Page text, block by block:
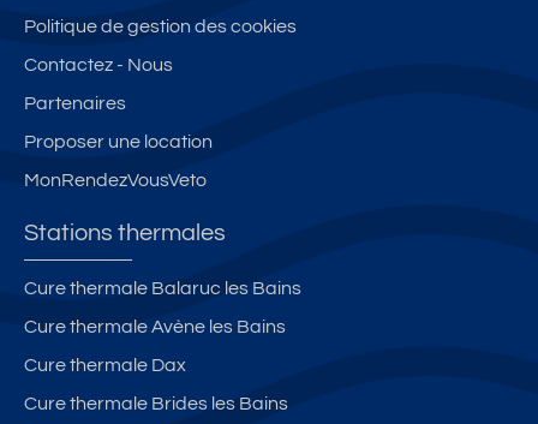
Politique de gestion des cookies
Contactez - Nous
Partenaires
Proposer une location
MonRendezVousVeto
Stations thermales
Cure thermale Balaruc les Bains
Cure thermale Avène les Bains
Cure thermale Dax
Cure thermale Brides les Bains